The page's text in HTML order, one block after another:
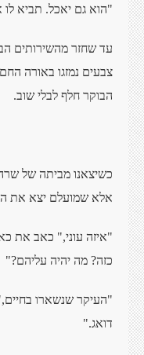
"הוא גם יאכל. תביא
עד שחזר מהשירותים
צבעים נמזגו באורה
הבוקר חלף לבלי שוב.
כשיצאנו מביתה של
אלא שמועלם יצא את
"איזה עוני," כאב את
כזה? מה יהיה עליהם?"
"העיקר שנשארו
דואג."